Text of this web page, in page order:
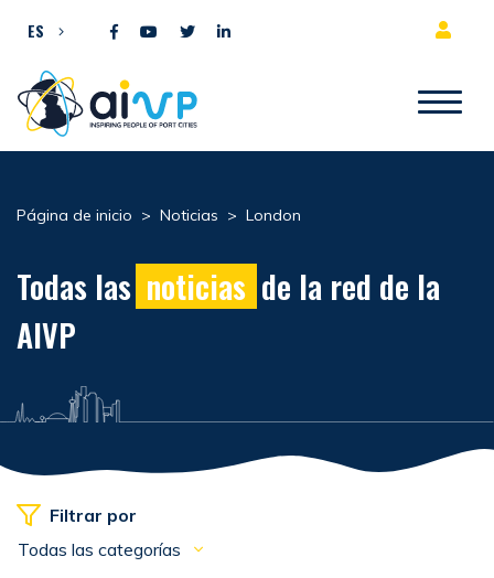
ES
Página de inicio > Noticias > London
Todas las noticias de la red de la
AIVP
Filtrar por
Todas las categorías